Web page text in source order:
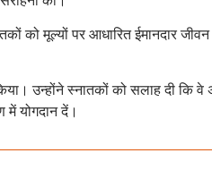
को मूल्यों पर आधारित ईमानदार
उन्होंने स्नातकों को सलाह दी कि वे
योगदान दें।